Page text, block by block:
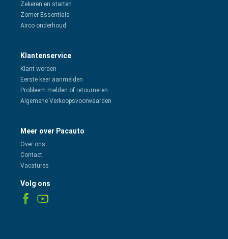
Zekeren en starten
Zomer Essentials
Airco onderhoud
Klantenservice
Klant worden
Eerste keer aanmelden
Probleem melden of retourneren
Algemene Verkoopsvoorwaarden
Meer over Pacauto
Over ons
Contact
Vacatures
Volg ons